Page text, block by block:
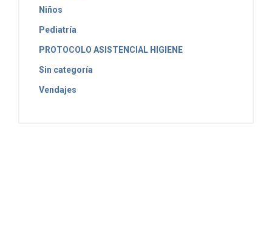
Niños
Pediatría
PROTOCOLO ASISTENCIAL HIGIENE
Sin categoría
Vendajes